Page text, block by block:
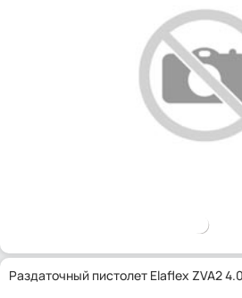
Раздаточный пистолет Elaflex ZVA2